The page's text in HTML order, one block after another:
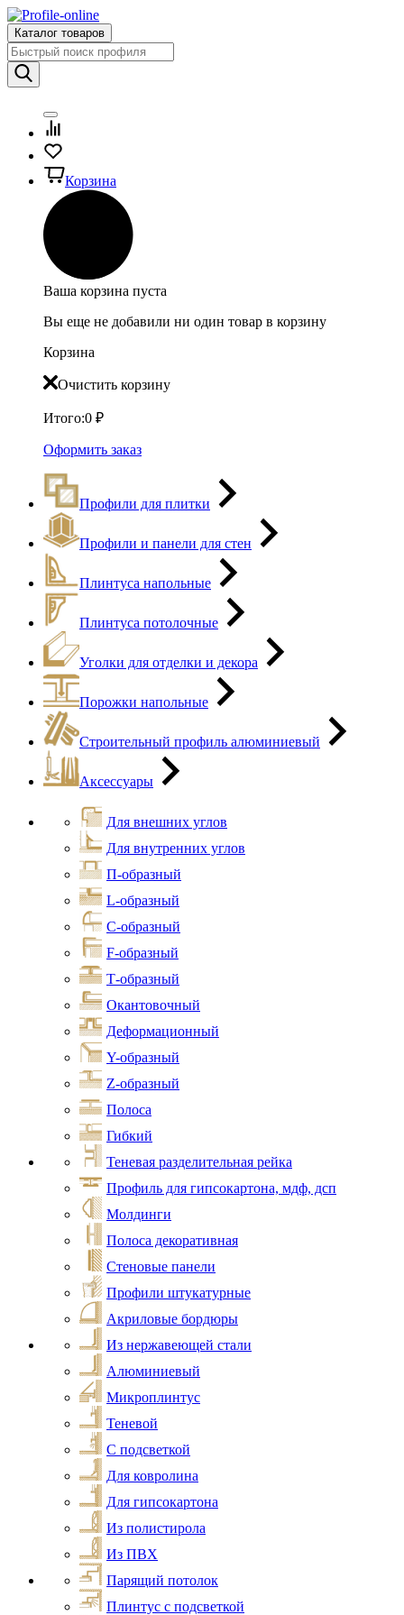
Каталог товаров
Корзина
Ваша корзина пуста
Вы еще не добавили ни один товар в корзину
Корзина
Очистить корзину
Итого:0 ₽
Оформить заказ
Профили для плитки
Профили и панели для стен
Плинтуса напольные
Плинтуса потолочные
Уголки для отделки и декора
Порожки напольные
Строительный профиль алюминиевый
Аксессуары
Для внешних углов
Для внутренних углов
П-образный
L-образный
С-образный
F-образный
Т-образный
Окантовочный
Деформационный
Y-образный
Z-образный
Полоса
Гибкий
Теневая разделительная рейка
Профиль для гипсокартона, мдф, дсп
Молдинги
Полоса декоративная
Стеновые панели
Профили штукатурные
Акриловые бордюры
Из нержавеющей стали
Алюминиевый
Микроплинтус
Теневой
С подсветкой
Для ковролина
Для гипсокартона
Из полистирола
Из ПВХ
Парящий потолок
Плинтус с подсветкой